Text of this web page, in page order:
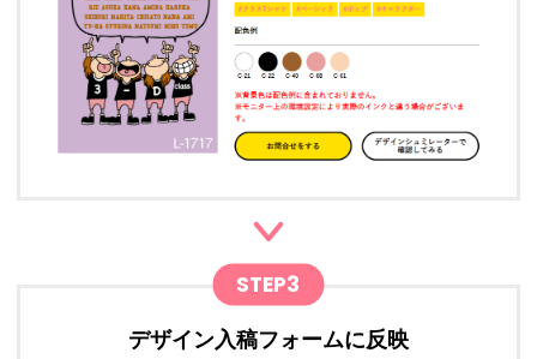
STEP3
デザイン入稿フォームに反映